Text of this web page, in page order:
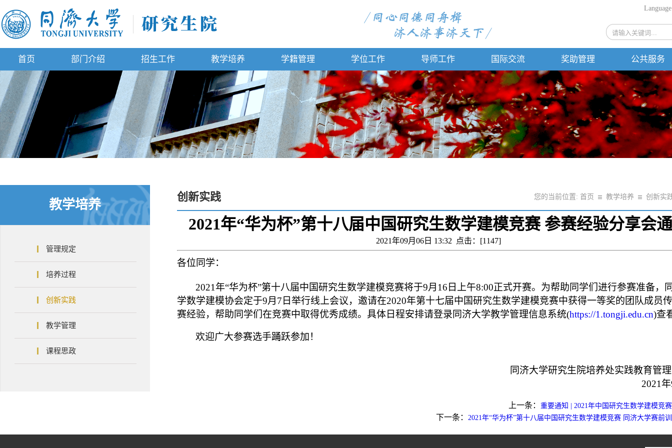
首页 部门介绍 招生工作 教学培养 学籍管理 学位工作 导师工作 国际交流 奖助管理 公共服务
教学培养
管理规定
培养过程
创新实践
教学管理
课程思政
您的当前位置: 首页 教学培养 创新实
创新实践
2021年“华为杯”第十八届中国研究生数学建模竞赛 参赛经验分享会
2021年09月06日 13:32 点击：[1147]
各位同学：
2021 年“华为杯”第十八届中国研究生数学建模竞赛将于9月 16 日上午8:00正式开赛。为帮助同学们进行参赛准备，
学数学建模协会定于9月 7 日举行线上会议，邀请在2020年第十七届中国研究生数学建模竞赛中获得一等奖的团队成员
赛经验，帮助同学们在竞赛中取得优秀成绩。具体日程安排请登录同济大学教学管理信息系统(https://1.tongji.edu.cn)查
欢迎广大参赛选手踊跃参加！
同济大学研究生院培养处实践教育管
2021 年
上一条： 重要通知 | 2021年中国研究生数学建模竞
下一条： 2021年“华为杯”第十八届中国研究生数学建模竞赛 同济大学赛前